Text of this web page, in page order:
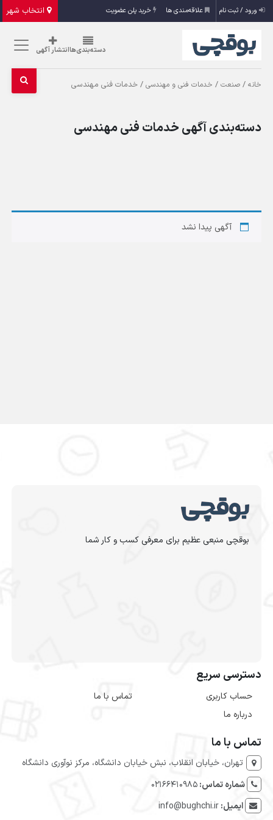
انتخاب شهر ورود / ثبت نام علاقه‌مندی ها خرید پلن عضویت
دسته‌بندی‌هاانتشار آگهی
خانه /صنعت / خدمات فنی و مهندسی / خدمات فنی مهندسی
دسته‌بندی آگهی خدمات فنی مهندسی
آگهی پیدا نشد
بوقچی منبعی عظیم برای معرفی کسب و کار شما
دسترسی سریع
حساب کاربری
درباره ما
تماس با ما
تماس با ما
تهران، خیابان انقلاب، نبش خیابان دانشگاه، مرکز نوآوری دانشگاه
شماره تماس:۰۲۱۶۶۴۱۰۹۸۵
ایمیل:info@bughchi.ir